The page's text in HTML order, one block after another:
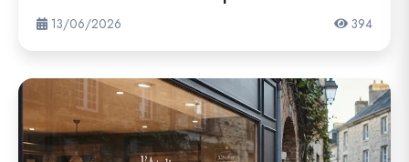
13/06/2026 394